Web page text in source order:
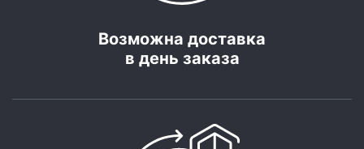
Возможна доставка
в день заказа